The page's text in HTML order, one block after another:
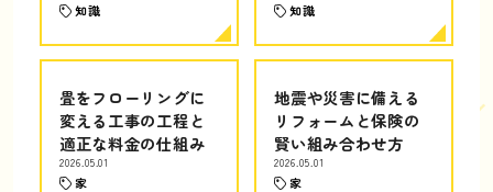
知識 知識
畳をフローリングに
変える工事の工程と
適正な料金の仕組み
2026.05.01
家
地震や災害に備える
リフォームと保険の
賢い組み合わせ方
2026.05.01
家